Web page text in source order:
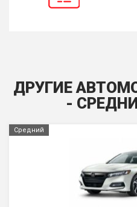
ДРУГИЕ
-
Средний